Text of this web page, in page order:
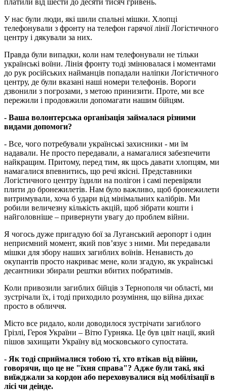
платили від шести до десяти тисяч гривень.
У нас були люди, які шили спальні мішки. Хлопці
телефонували з фронту на телефон гарячої лінії Логістичного
центру і дякували за них.
Правда були випадки, коли нам телефонували не тільки
українські воїни. Лінія фронту тоді змінювалася і моментами
до рук російських найманців попадали наліпки Логістичного
центру, де були вказані наші номери телефонів. Вороги
дзвонили з погрозами, з метою принизити. Проте, ми все
пережили і продовжили допомагати нашим бійцям.
- Ваша волонтерська організація займалася різними
видами допомоги?
- Все, чого потребували українські захисники - ми їм
надавали. Не просто передавали, а намагалися забезпечити
найкращим. Притому, перед тим, як щось давати хлопцям, ми
намагалися впевнитись, що речі якісні. Представники
Логістичного центру їздили на полігон і самі перевіряли
плити до бронежилетів. Нам було важливо, щоб бронежилети
витримували, хоча б удари від мінімальних калібрів. Ми
робили величезну кількість акцій, щоб зібрати кошти і
найголовніше – привернути увагу до проблем війни.
Я чогось дуже пригадую бої за Луганський аеропорт і один
неприємний момент, який пов’язує з ними. Ми передавали
мішки для збору наших загиблих воїнів. Ненависть до
окупантів просто накриває мене, коли згадую, як українські
десантники збирали рештки вбитих побратимів.
Коли привозили загиблих бійців з Тернополя чи області, ми
зустрічали їх, і тоді приходило розуміння, що війна дихає
просто в обличчя.
Місто все ридало, коли доводилося зустрічати загиблого
Грізлі, Героя України – Вітю Гурняка. Це був цвіт нації, який
пішов захищати Україну від московського супостата.
- Як тоді сприймалися тобою ті, хто втікав від війни,
говорячи, що це не "їхня справа"? Адже були такі, які
виїжджали за кордон або переховувалися від мобілізації в
лісі чи деінде.